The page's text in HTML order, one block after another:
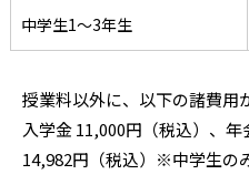
中学生1～3年生
授業料以外に、以下の諸費用
入学金 11,000円（税込）、
14,982円（税込）※中学生の